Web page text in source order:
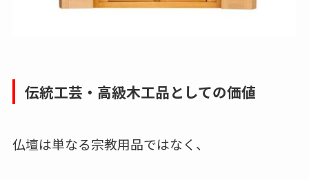
伝統工芸・高級木工品としての価値
仏壇は単なる宗教用品ではなく、